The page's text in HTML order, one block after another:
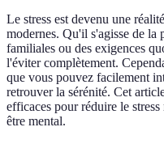
Le stress est devenu une
modernes. Qu'il s'agisse de la
familiales ou des exigences
l'éviter complètement.
que vous pouvez facilement
retrouver la sérénité. Cet
efficaces pour réduire le
être mental.